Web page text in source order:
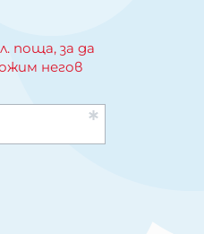
поща, за да
негов